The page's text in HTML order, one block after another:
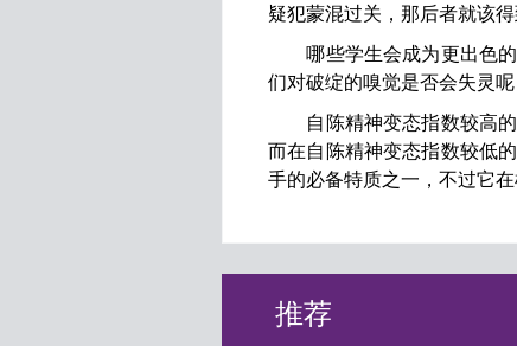
疑犯蒙混过关，那后者就该
哪些学生会成为更出色的“
们对破绽的嗅觉是否会失灵呢
自陈精神变态指数较高的
而在自陈精神变态指数较低
手的必备特质之一，不过它
推荐